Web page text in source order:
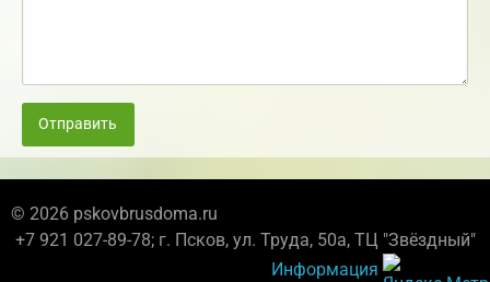
Отправить
© 2026 pskovbrusdoma.ru
+7 921 027-89-78; г. Псков, ул. Труда, 50а, ТЦ "Звёздный"
Информация